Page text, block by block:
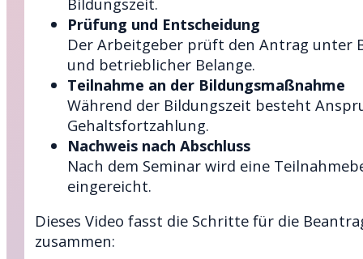
Prüfung und Entscheidung
Der Arbeitgeber prüft den Antrag unter
und betrieblicher Belange.
Teilnahme an der Bildungsmaßnahme
Während der Bildungszeit besteht
Gehaltsfortzahlung.
Nachweis nach Abschluss
Nach dem Seminar wird eine
eingereicht.
Dieses Video fasst die Schritte für die
zusammen: